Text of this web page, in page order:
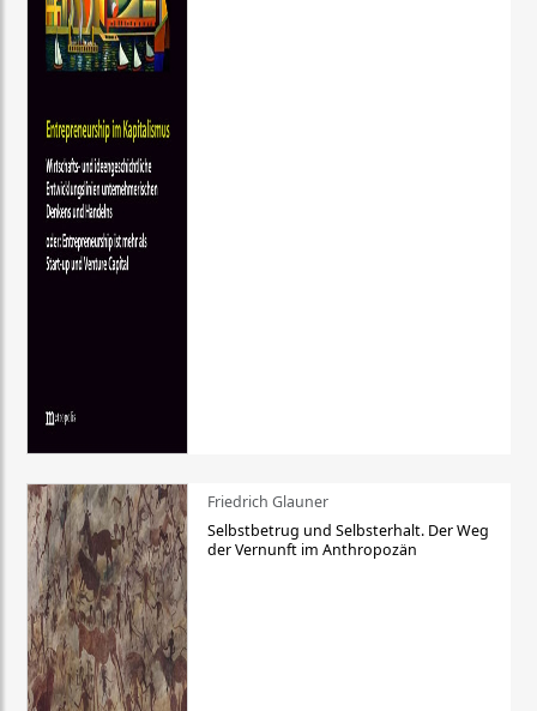
Friedrich Glauner
Selbstbetrug und Selbsterhalt. Der Weg
der Vernunft im Anthropozän